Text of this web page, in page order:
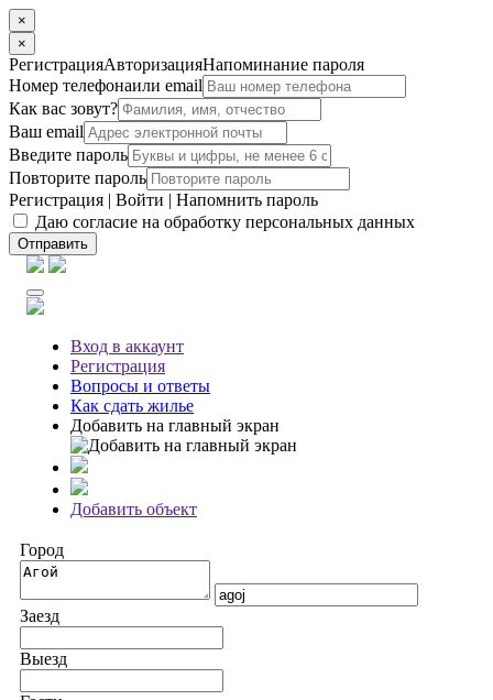
×
×
РегистрацияАвторизацияНапоминание пароля
Номер телефонаили email
Как вас зовут?
Ваш email
Введите пароль
Повторите пароль
Регистрация | Войти | Напомнить пароль
Даю согласие на обработку персональных данных
Отправить
Вход в аккаунт
Регистрация
Вопросы и ответы
Как сдать жилье
Добавить на главный экран
Добавить объект
Город
Заезд
Выезд